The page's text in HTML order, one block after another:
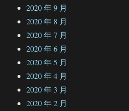
2020 年 9 月
2020 年 8 月
2020 年 7 月
2020 年 6 月
2020 年 5 月
2020 年 4 月
2020 年 3 月
2020 年 2 月